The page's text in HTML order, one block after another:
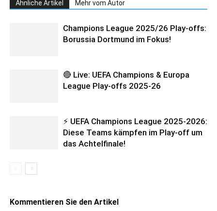
Ähnliche Artikel Mehr vom Autor
Champions League 2025/26 Play-offs:
Borussia Dortmund im Fokus!
🔴 Live: UEFA Champions & Europa
League Play-offs 2025-26
⚡ UEFA Champions League 2025-2026:
Diese Teams kämpfen im Play-off um
das Achtelfinale!
Kommentieren Sie den Artikel